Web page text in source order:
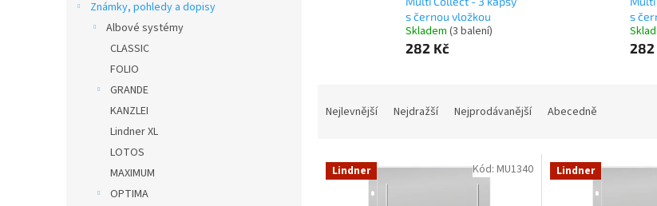
Známky, pohledy a dopisy
Albové systémy
CLASSIC
FOLIO
GRANDE
KANZLEI
Lindner XL
LOTOS
MAXIMUM
OPTIMA
s černou vložkou
Skladem (3 balení)
282 Kč
s
282
n
Nejlevnější Nejdražší Nejprodávanější Abecedně
V Lindner Kód: MU1340 Lindner